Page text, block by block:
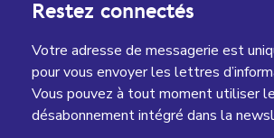
Restez connectés
Votre adresse de messagerie est
pour vous envoyer les lettres
Vous pouvez à tout moment utiliser
désabonnement intégré dans la